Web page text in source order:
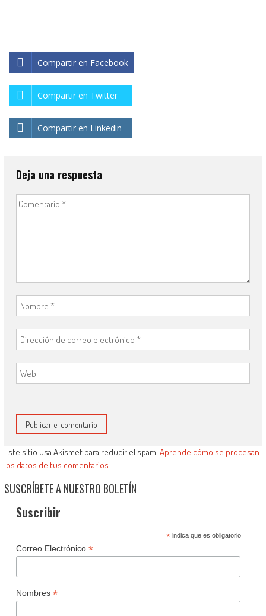
Compartir en Facebook
Compartir en Twitter
Compartir en Linkedin
Deja una respuesta
Este sitio usa Akismet para reducir el spam. Aprende cómo se procesan
los datos de tus comentarios.
SUSCRÍBETE A NUESTRO BOLETÍN
Suscribir
*indica que es obligatorio
Correo Electrónico *
Nombres *